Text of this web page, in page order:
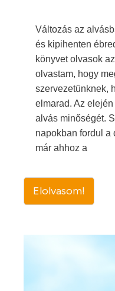
Változás az
és kipihenten
könyvet olvasok
olvastam, hogy
szervezetünknek,
elmarad. Az
alvás minőségét.
napokban fordul a
már ahhoz a
Elolvasom!